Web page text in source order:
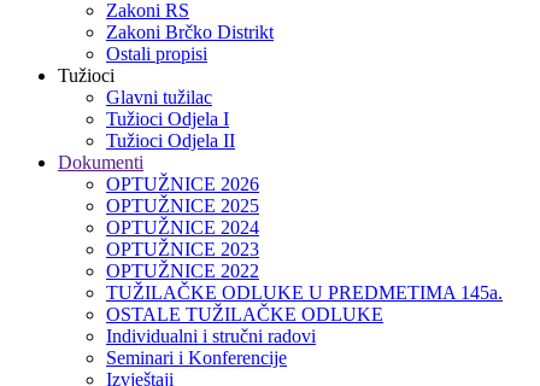
Zakoni RS
Zakoni Brčko Distrikt
Ostali propisi
Tužioci
Glavni tužilac
Tužioci Odjela I
Tužioci Odjela II
Dokumenti
OPTUŽNICE 2026
OPTUŽNICE 2025
OPTUŽNICE 2024
OPTUŽNICE 2023
OPTUŽNICE 2022
TUŽILAČKE ODLUKE U PREDMETIMA 145a.
OSTALE TUŽILAČKE ODLUKE
Individualni i stručni radovi
Seminari i Konferencije
Izvještaji